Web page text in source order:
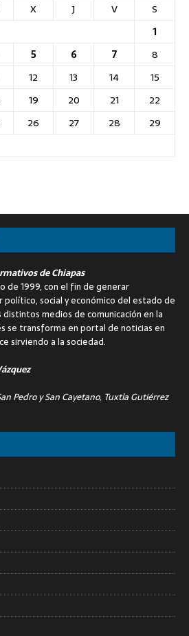
X J V
S
1
5 6 7
8
12 13 14
15
19 20 21
22
26 27 28
29
de Chiapas
de 1999, con el fin de generar
social y económico del estado de
distintos medios de comunicación en la
se transforma en portal de noticias en
sirviendo a la sociedad.
Pedro y San Cayetano, Tuxtla Gutiérrez